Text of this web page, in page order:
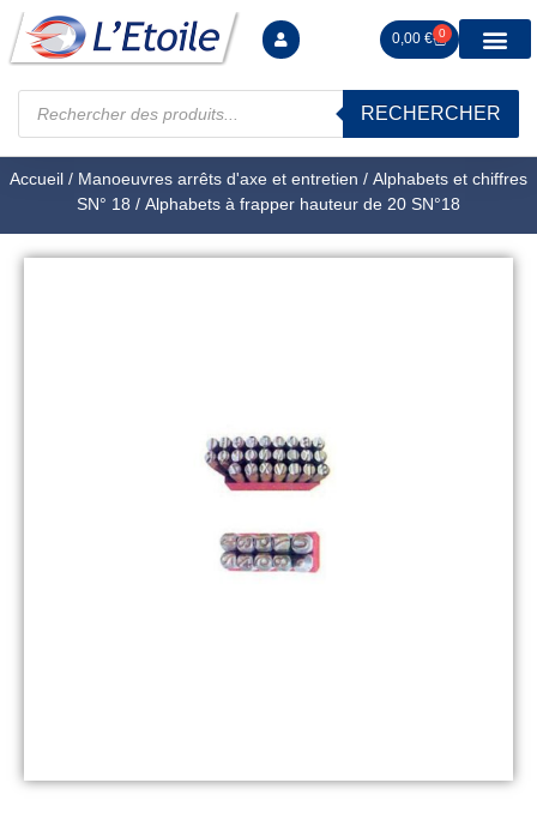
0,00 € 0
RECHERCHER
Accueil / Manoeuvres arrêts d'axe et entretien / Alphabets et chiffres
SN° 18 / Alphabets à frapper hauteur de 20 SN°18